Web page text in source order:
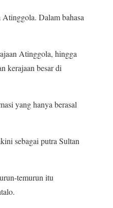
Dalam bahasa
Atinggola, hingga
kerajaan besar di
yang hanya berasal
sebagai putra Sultan
temurun itu